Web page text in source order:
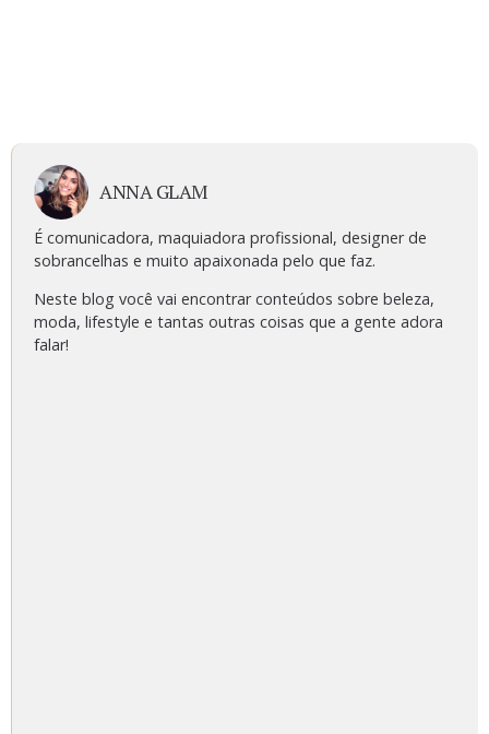
ANNA GLAM
É comunicadora, maquiadora profissional, designer de
sobrancelhas e muito apaixonada pelo que faz.
Neste blog você vai encontrar conteúdos sobre beleza,
moda, lifestyle e tantas outras coisas que a gente adora
falar!